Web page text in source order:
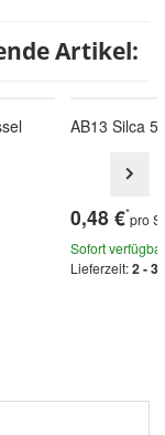
Artikel:
AB13 Silca
0,48 €*pro
Sofort verfügbar
Lieferzeit:2 - 3